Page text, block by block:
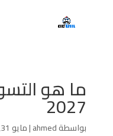
ما هو
2027
بواسطةahmed
|مايو 31, 2026